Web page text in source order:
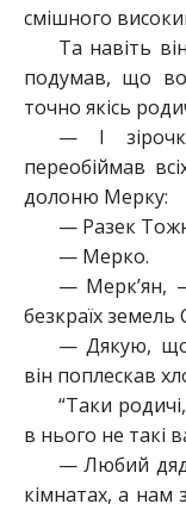
смішного
Та навіть
подумав, що
точно якісь
— І
переобіймав
долоню Мерку:
— Разек
— Мерко.
— Мерк’ян,
безкраїх
— Дякую, що
він поплескав
“Таки
в нього не такі
— Любий
кімнатах, а нам